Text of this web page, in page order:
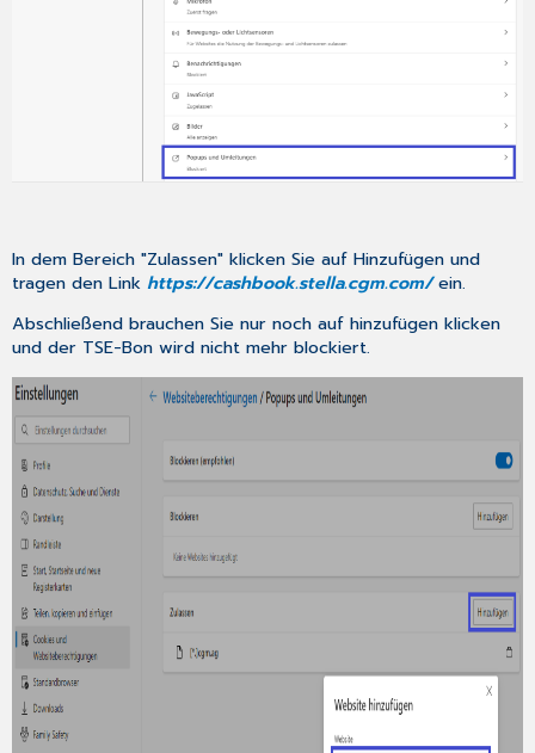
In dem Bereich "Zulassen" klicken Sie auf Hinzufügen und
tragen den Linkhttps://cashbook.stella.cgm.com/ein.
Abschließend brauchen Sie nur noch auf hinzufügen klicken
und der TSE-Bon wird nicht mehr blockiert.